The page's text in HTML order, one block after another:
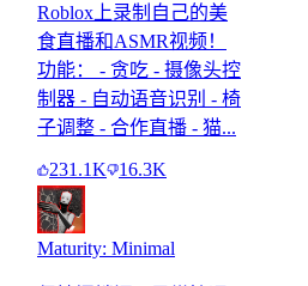
Roblox上录制自己的美
食直播和ASMR视频！
功能： - 贪吃 - 摄像头控
制器 - 自动语音识别 - 椅
子调整 - 合作直播 - 猫...
231.1K 16.3K
Maturity: Minimal